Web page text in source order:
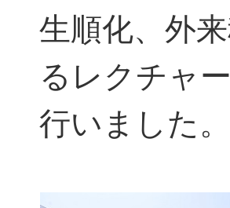
生順化、外
るレクチャ
行いました。